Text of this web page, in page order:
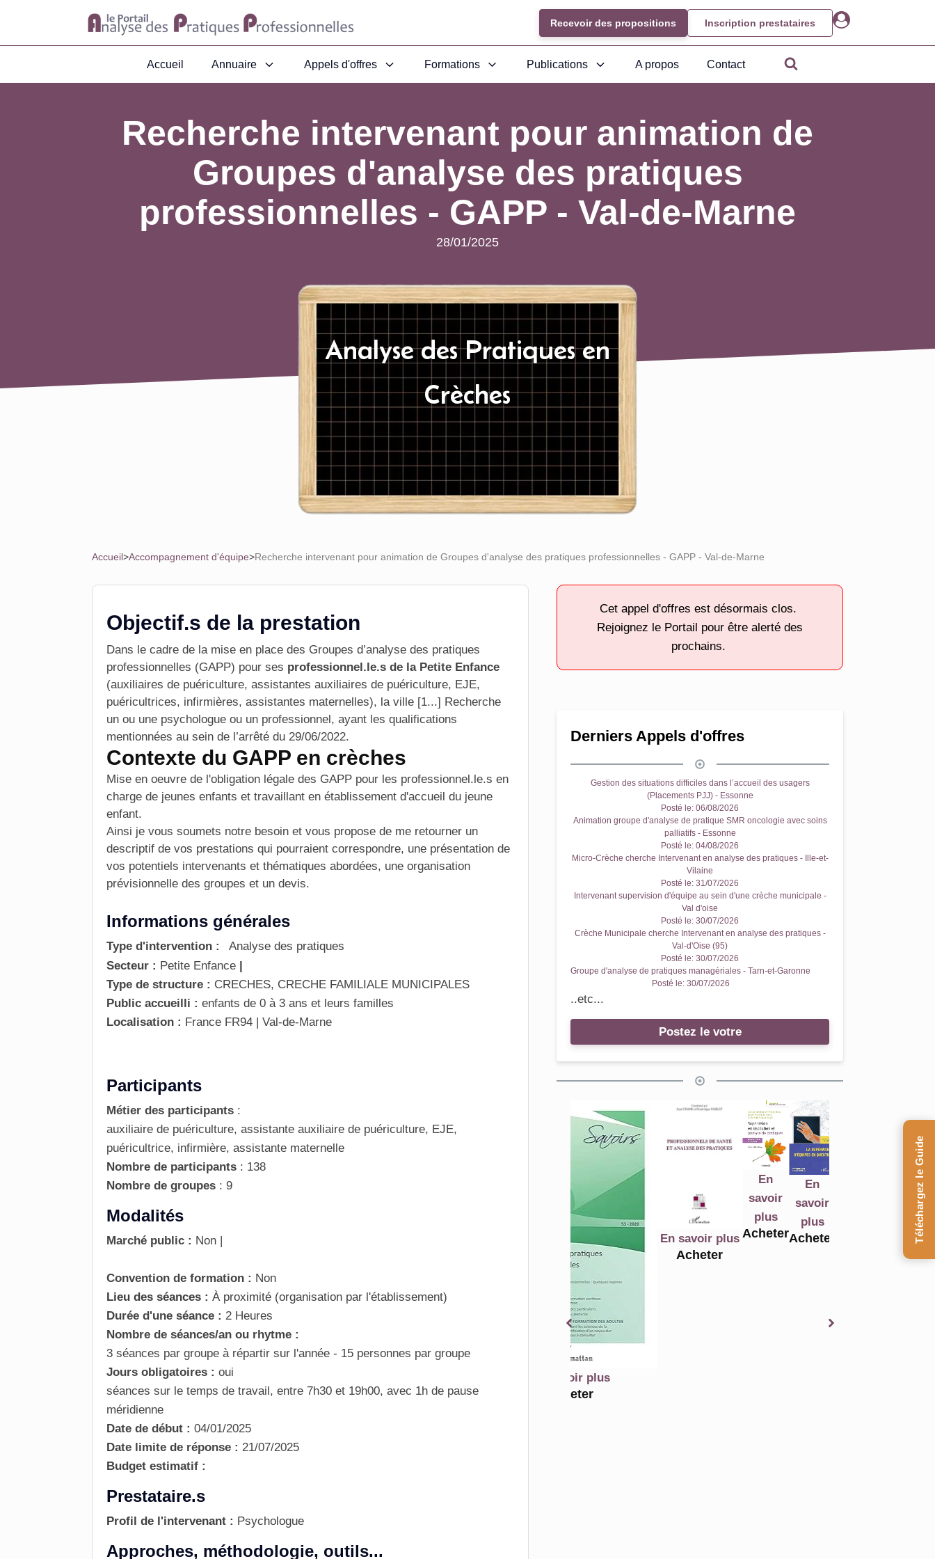
Recevoir des propositions Inscription prestataires
Accueil Annuaire Appels d'offres Formations Publications A propos Contact
Recherche intervenant pour animation de
Groupes d'analyse des pratiques
professionnelles - GAPP - Val-de-Marne
28/01/2025
Analyse des Pratiques en
Crèches
Accueil>Accompagnement d'équipe>Recherche intervenant pour animation de Groupes d'analyse des pratiques professionnelles - GAPP - Val-de-Marne
Objectif.s de la prestation
Dans le cadre de la mise en place des Groupes d’analyse des pratiques
professionnelles (GAPP) pour ses professionnel.le.s de la Petite Enfance
(auxiliaires de puériculture, assistantes auxiliaires de puériculture, EJE,
puéricultrices, infirmières, assistantes maternelles), la ville [1...] Recherche
un ou une psychologue ou un professionnel, ayant les qualifications
mentionnées au sein de l’arrêté du 29/06/2022.
Contexte du GAPP en crèches
Mise en oeuvre de l'obligation légale des GAPP pour les professionnel.le.s en
charge de jeunes enfants et travaillant en établissement d'accueil du jeune
enfant.
Ainsi je vous soumets notre besoin et vous propose de me retourner un
descriptif de vos prestations qui pourraient correspondre, une présentation de
vos potentiels intervenants et thématiques abordées, une organisation
prévisionnelle des groupes et un devis.
Informations générales
Type d'intervention :
Analyse des pratiques
Secteur : Petite Enfance |
Type de structure : CRECHES, CRECHE FAMILIALE MUNICIPALES
Public accueilli : enfants de 0 à 3 ans et leurs familles
Localisation : France FR94 | Val-de-Marne
Participants
Métier des participants :
auxiliaire de puériculture, assistante auxiliaire de puériculture, EJE,
puéricultrice, infirmière, assistante maternelle
Nombre de participants : 138
Nombre de groupes : 9
Modalités
Marché public : Non |
Convention de formation : Non
Lieu des séances : À proximité (organisation par l'établissement)
Durée d'une séance : 2 Heures
Nombre de séances/an ou rhytme :
3 séances par groupe à répartir sur l'année - 15 personnes par groupe
Jours obligatoires : oui
séances sur le temps de travail, entre 7h30 et 19h00, avec 1h de pause
méridienne
Date de début : 04/01/2025
Date limite de réponse : 21/07/2025
Budget estimatif :
Prestataire.s
Profil de l'intervenant : Psychologue
Approches, méthodologie, outils...
Cet appel d'offres est désormais clos.
Rejoignez le Portail pour être alerté des
prochains.
Derniers Appels d'offres
Gestion des situations difficiles dans l’accueil des usagers
(Placements PJJ) - Essonne
Posté le: 06/08/2026
Animation groupe d'analyse de pratique SMR oncologie avec soins
palliatifs - Essonne
Posté le: 04/08/2026
Micro-Crèche cherche Intervenant en analyse des pratiques - Ille-et-
Vilaine
Posté le: 31/07/2026
Intervenant supervision d'équipe au sein d'une crèche municipale -
Val d'oise
Posté le: 30/07/2026
Crèche Municipale cherche Intervenant en analyse des pratiques -
Val-d'Oise (95)
Posté le: 30/07/2026
Groupe d'analyse de pratiques managériales - Tarn-et-Garonne
Posté le: 30/07/2026
..etc...
Postez le votre
En savoir plus
Acheter
En savoir plus
Acheter
En
savoir
plus
Acheter
En
savoir
plus
Acheter
savoir
Acheter
Téléchargez le Guide